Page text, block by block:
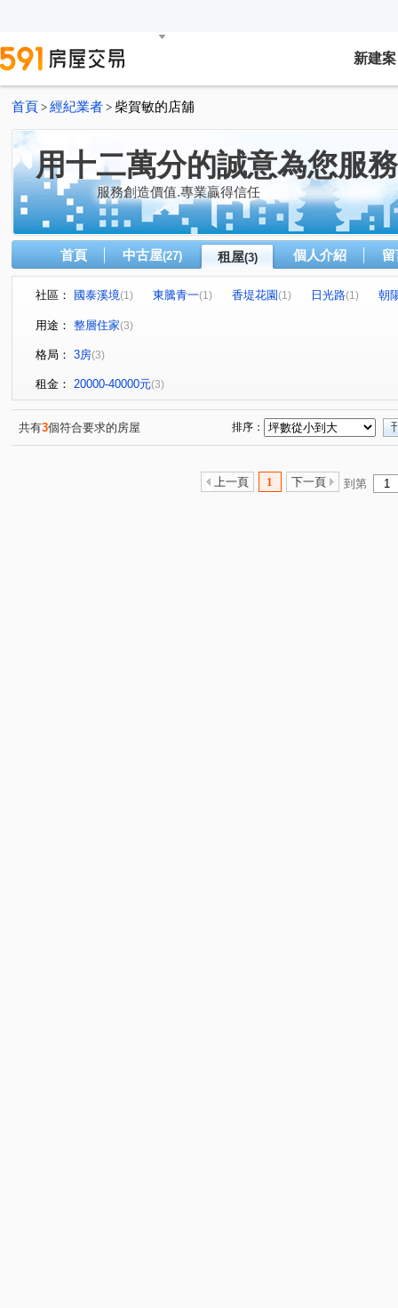
新建案
首頁 > 經紀業者 > 柴賀敏的店舖
用十二萬分的誠意為您服務
服務創造價值.專業贏得信任
首頁 中古屋(27) 租屋(3) 個人介紹
社區： 國泰溪境(1) 東騰青一(1) 香堤花園(1) 日光路(1) 朝
用途： 整層住家(3)
格局： 3房(3)
租金： 20000-40000元(3)
共有3個符合要求的房屋 排序：
上一頁 1 下一頁 到第